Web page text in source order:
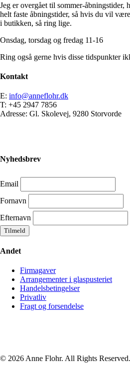
Jeg er overgået til sommer-åbningstider,
helt faste åbningstider, så hvis du vil
i butikken, så ring lige.
Onsdag, torsdag og fredag 11-16
Ring også gerne hvis disse tidspunkter
Kontakt
E: info@anneflohr.dk
T: +45 2947 7856
Adresse: Gl. Skolevej, 9280 Storvorde
Nyhedsbrev
Email
Fornavn
Efternavn
Andet
Firmagaver
Arrangementer i glaspusteriet
Handelsbetingelser
Privatliv
Fragt og forsendelse
© 2026 Anne Flohr. All Rights Reserved.